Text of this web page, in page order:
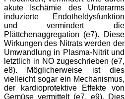
akute Ischämie des Unterarms
induzierte Endotheldysfunktion
und vermindert die
Plättchenaggregation (e7). Diese
Wirkungen des Nitrats werden der
Umwandlung in Plasma-Nitrit und
letztlich in NO zugeschrieben (e7,
e8). Möglicherweise ist dies
vielleicht sogar ein Mechanismus,
der kardioprotektive Effekte von
Gemüse vermittelt (e7, e9). Dies